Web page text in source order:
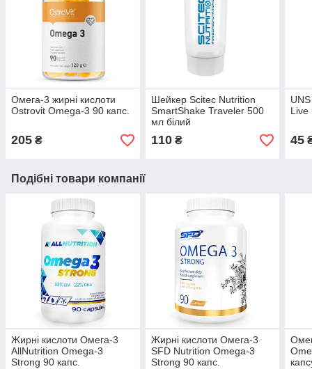
Омега-3 жирні кислоти
Ostrovit Omega-3 90 капс.
205 ₴
Шейкер Scitec Nutrition
SmartShake Traveler 500
мл білий
110₴
Live
45
Подібні товари компанії
Жирні кислоти Омега-3
AllNutrition Omega-3
Strong 90 капс.
Жирні кислоти Омега-3
SFD Nutrition Omega-3
Strong 90 капс.